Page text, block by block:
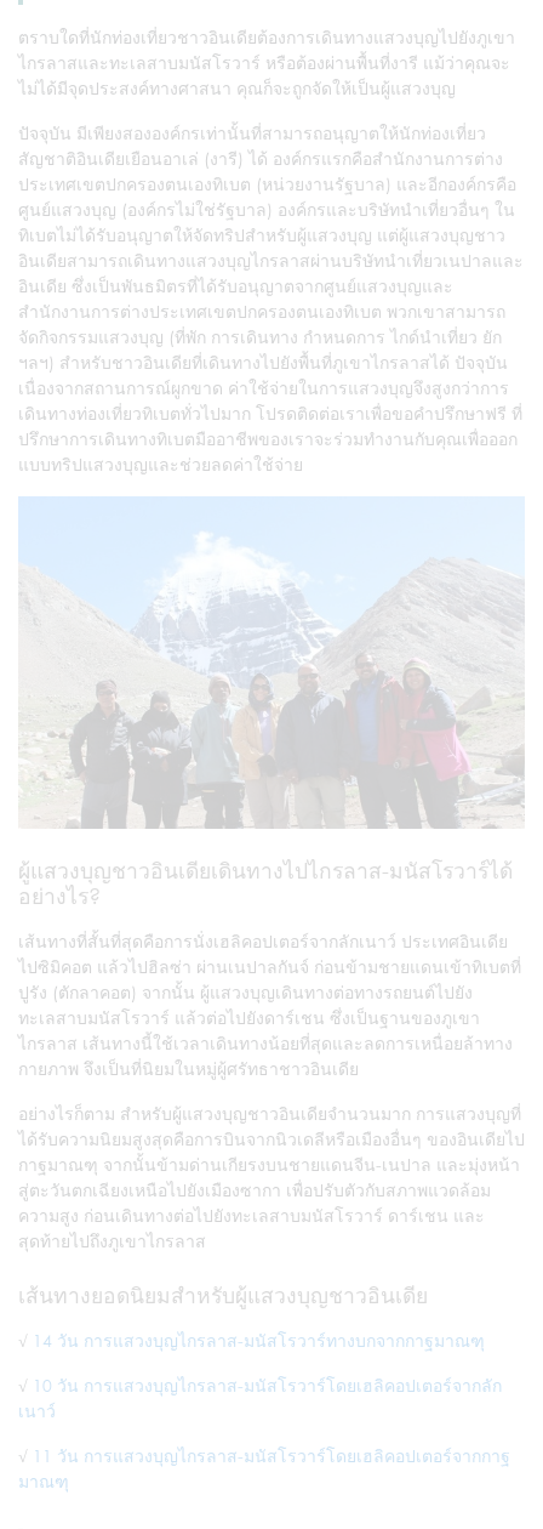
ตราบใดที่นักท่องเที่ยวชาวอินเดียต้องการเดินทางแสวงบุญไปยังภูเขา
ไกรลาสและทะเลสาบมนัสโรวาร์ หรือต้องผ่านพื้นที่งารี แม้ว่าคุณจะ
ไม่ได้มีจุดประสงค์ทางศาสนา คุณก็จะถูกจัดให้เป็นผู้แสวงบุญ
ปัจจุบัน มีเพียงสององค์กรเท่านั้นที่สามารถอนุญาตให้นักท่องเที่ยว
สัญชาติอินเดียเยือนอาเล่ (งารี) ได้ องค์กรแรกคือสำนักงานการต่าง
ประเทศเขตปกครองตนเองทิเบต (หน่วยงานรัฐบาล) และอีกองค์กรคือ
ศูนย์แสวงบุญ (องค์กรไม่ใช่รัฐบาล) องค์กรและบริษัทนำเที่ยวอื่นๆ ใน
ทิเบตไม่ได้รับอนุญาตให้จัดทริปสำหรับผู้แสวงบุญ แต่ผู้แสวงบุญชาว
อินเดียสามารถเดินทางแสวงบุญไกรลาสผ่านบริษัทนำเที่ยวเนปาลและ
อินเดีย ซึ่งเป็นพันธมิตรที่ได้รับอนุญาตจากศูนย์แสวงบุญและ
สำนักงานการต่างประเทศเขตปกครองตนเองทิเบต พวกเขาสามารถ
จัดกิจกรรมแสวงบุญ (ที่พัก การเดินทาง กำหนดการ ไกด์นำเที่ยว ยัก
ฯลฯ) สำหรับชาวอินเดียที่เดินทางไปยังพื้นที่ภูเขาไกรลาสได้ ปัจจุบัน
เนื่องจากสถานการณ์ผูกขาด ค่าใช้จ่ายในการแสวงบุญจึงสูงกว่าการ
เดินทางท่องเที่ยวทิเบตทั่วไปมาก โปรดติดต่อเราเพื่อขอคำปรึกษาฟรี ที่
ปรึกษาการเดินทางทิเบตมืออาชีพของเราจะร่วมทำงานกับคุณเพื่อออก
แบบทริปแสวงบุญและช่วยลดค่าใช้จ่าย
ผู้แสวงบุญชาวอินเดียเดินทางไปไกรลาส-มนัสโรวาร์ได้
อย่างไร?
เส้นทางที่สั้นที่สุดคือการนั่งเฮลิคอปเตอร์จากลักเนาว์ ประเทศอินเดีย
ไปซิมิคอต แล้วไปฮิลซ่า ผ่านเนปาลกันจ์ ก่อนข้ามชายแดนเข้าทิเบตที่
ปูรัง (ตักลาคอต) จากนั้น ผู้แสวงบุญเดินทางต่อทางรถยนต์ไปยัง
ทะเลสาบมนัสโรวาร์ แล้วต่อไปยังดาร์เชน ซึ่งเป็นฐานของภูเขา
ไกรลาส เส้นทางนี้ใช้เวลาเดินทางน้อยที่สุดและลดการเหนื่อยล้าทาง
กายภาพ จึงเป็นที่นิยมในหมู่ผู้ศรัทธาชาวอินเดีย
อย่างไรก็ตาม สำหรับผู้แสวงบุญชาวอินเดียจำนวนมาก การแสวงบุญที่
ได้รับความนิยมสูงสุดคือการบินจากนิวเดลีหรือเมืองอื่นๆ ของอินเดียไป
กาฐมาณฑุ จากนั้นข้ามด่านเกียรงบนชายแดนจีน-เนปาล และมุ่งหน้า
สู่ตะวันตกเฉียงเหนือไปยังเมืองซากา เพื่อปรับตัวกับสภาพแวดล้อม
ความสูง ก่อนเดินทางต่อไปยังทะเลสาบมนัสโรวาร์ ดาร์เชน และ
สุดท้ายไปถึงภูเขาไกรลาส
เส้นทางยอดนิยมสำหรับผู้แสวงบุญชาวอินเดีย
√ 14 วัน การแสวงบุญไกรลาส-มนัสโรวาร์ทางบกจากกาฐมาณฑุ
√ 10 วัน การแสวงบุญไกรลาส-มนัสโรวาร์โดยเฮลิคอปเตอร์จากลัก
เนาว์
√ 11 วัน การแสวงบุญไกรลาส-มนัสโรวาร์โดยเฮลิคอปเตอร์จากกาฐ
มาณฑุ